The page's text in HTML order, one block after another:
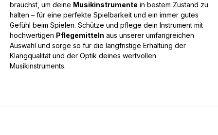
brauchst, um deine Musikinstrumente in bestem Zustand zu
halten – für eine perfekte Spielbarkeit und ein immer gutes
Gefühl beim Spielen. Schütze und pflege dein Instrument mit
hochwertigen Pflegemitteln aus unserer umfangreichen
Auswahl und sorge so für die langfristige Erhaltung der
Klangqualität und der Optik deines wertvollen
Musikinstruments.